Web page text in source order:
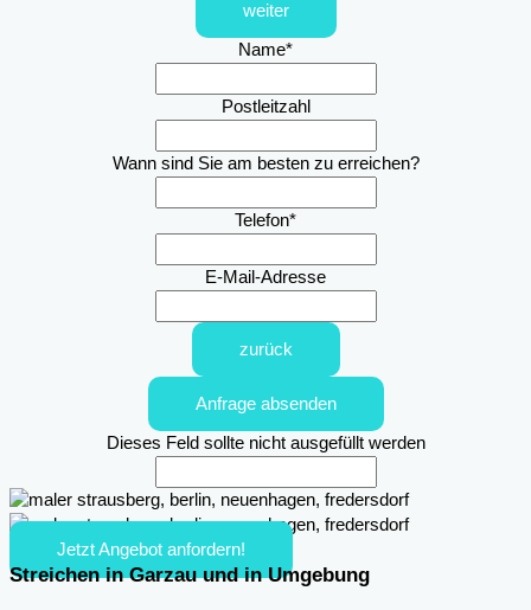
weiter
Name*
Postleitzahl
Wann sind Sie am besten zu erreichen?
Telefon*
E-Mail-Adresse
zurück
Anfrage absenden
Dieses Feld sollte nicht ausgefüllt werden
Jetzt Angebot anfordern!
Streichen in Garzau und in Umgebung